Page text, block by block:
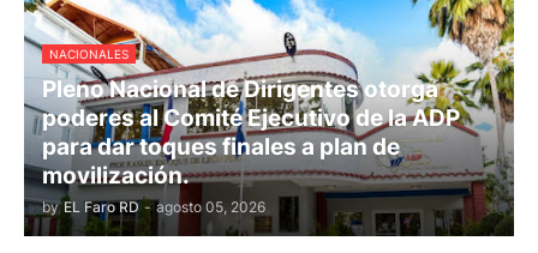
NACIONALES
Pleno Nacional de Dirigentes otorga
poderes al Comité Ejecutivo de la ADP
para dar toques finales a plan de
movilización.
by EL Faro RD - agosto 05, 2026